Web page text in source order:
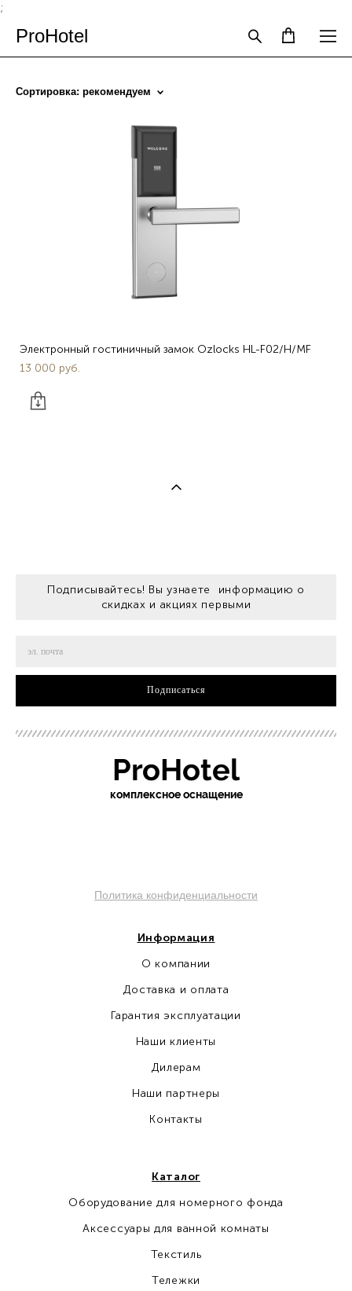
;
ProHotel
Сортировка: рекомендуем
Электронный гостиничный замок Ozlocks HL-F02/H/MF
13 000 pуб.
Подписывайтесь! Вы узнаете информацию о
скидках и акциях первыми
Подписаться
ProHotel
комплексное оснащение
Политика конфиденциальности
Информация
О компании
Доставка и оплата
Гарантия эксплуатации
Наши клиенты
Дилерам
Наши партнеры
Контакты
Каталог
Оборудование для номерного фонда
Аксессуары для ванной комнаты
Текстиль
Тележки